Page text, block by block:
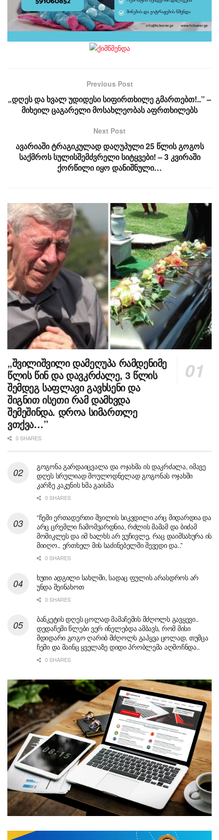
Previous Post
„დღეს და ხვალ უდიდესი სიფირთხილე გმართებთ!..” –
მიხეილ ცაგარელი მოსახლეობას აფრთხილებს
Next Post
ავარიაში ტრაგიკულად დაღუპული 25 წლის გოგოს
საქმროს სულისშემძვრელი სიტყვები! – 3 კვირაში
ქორწილი იყო დანიშნული…
„შვილიშვილი დამეღუპა რამდენიმე
წლის წინ და დავკრძალე, 3 წლის
შემდეგ საფლავი გავხსენი და
შიგნით ისეთი რამ დამხვდა
შემეშინდა. დროა სიმართლე
ვთქვა…”
0 SHARES
გოგონა გარდაიცვალა და ოჯახმა ის დაკრძალა, იმავე
დღეს სრულიად მოულოდნელად გოგონას ოჯახში
კარზე კაკუნის ხმა გაისმა
0 SHARES
“ჩემი ერთადერთი შვილის სიკვდილი არც მიდარდია და
არც ცრემლი ჩამომვარდნია, რძლის მამამ და ბიძამ
მომიკლეს და იმ ხალხს არ ვუჩივლე, რაც დაიმსახურა ის
მიიღო.. ერთხელ მის საძინებელში შევედი და..”
0 SHARES
ხუთი ადგილი სახლში, სადაც ფულის არასდროს არ
უნდა შეინახოთ
0 SHARES
ბანკეტის დღეს ცოლად მამაჩემის მძღოლს გავყევი..
დედაჩემი წლები ვერ ინელებდა ამბავს, რომ მისი
მდიდარი გოგო ღარიბ მძღოლს გაჰყვა ცოლად, თუმცა
ჩემი და მაინც ყველაზე დიდი პრობლემა აღმოჩნდა..
0 SHARES